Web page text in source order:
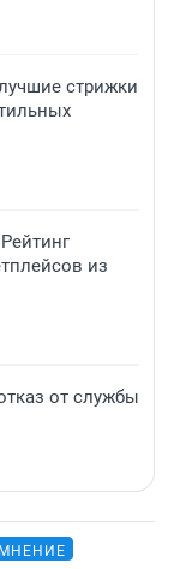
стрижки
из
от службы
МНЕНИЕ